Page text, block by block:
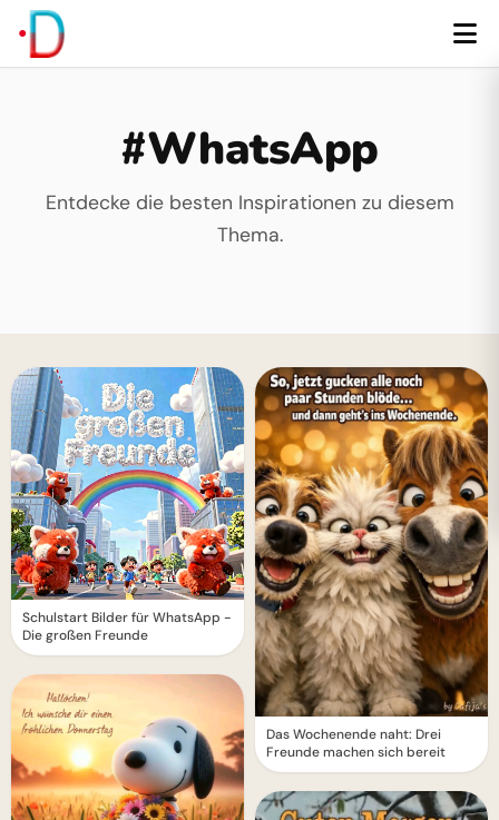
#WhatsApp
Entdecke die besten Inspirationen zu diesem
Thema.
Schulstart Bilder für WhatsApp -
Die großen Freunde
Das Wochenende naht: Drei
Freunde machen sich bereit